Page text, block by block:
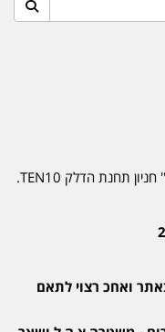
האילן 4 אור עקיבא - מתחם העסקים ''מבנה'' חניון תחנת הדלק TEN10.
ואחכ רצוי לתאם